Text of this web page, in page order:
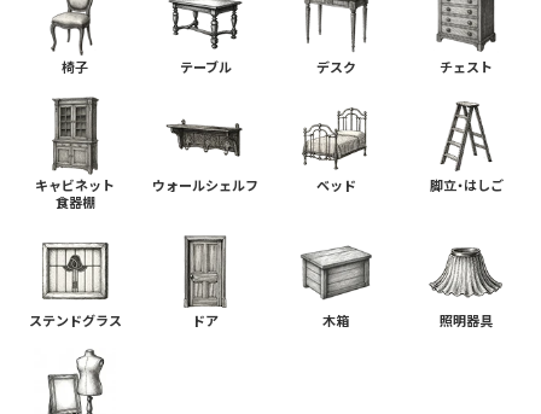
椅子 テーブル デスク チェスト
キャビネット
食器棚
ウォールシェルフ ベッド 脚立・はしご
ステンドグラス ドア 木箱 照明器具